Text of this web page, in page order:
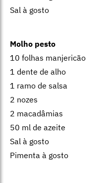
Sal à gosto
Molho pesto
10 folhas manjericão
1 dente de alho
1 ramo de salsa
2 nozes
2 macadâmias
50 ml de azeite
Sal à gosto
Pimenta à gosto